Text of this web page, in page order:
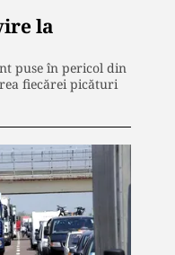
la
puse în pericol din
fiecărei picături